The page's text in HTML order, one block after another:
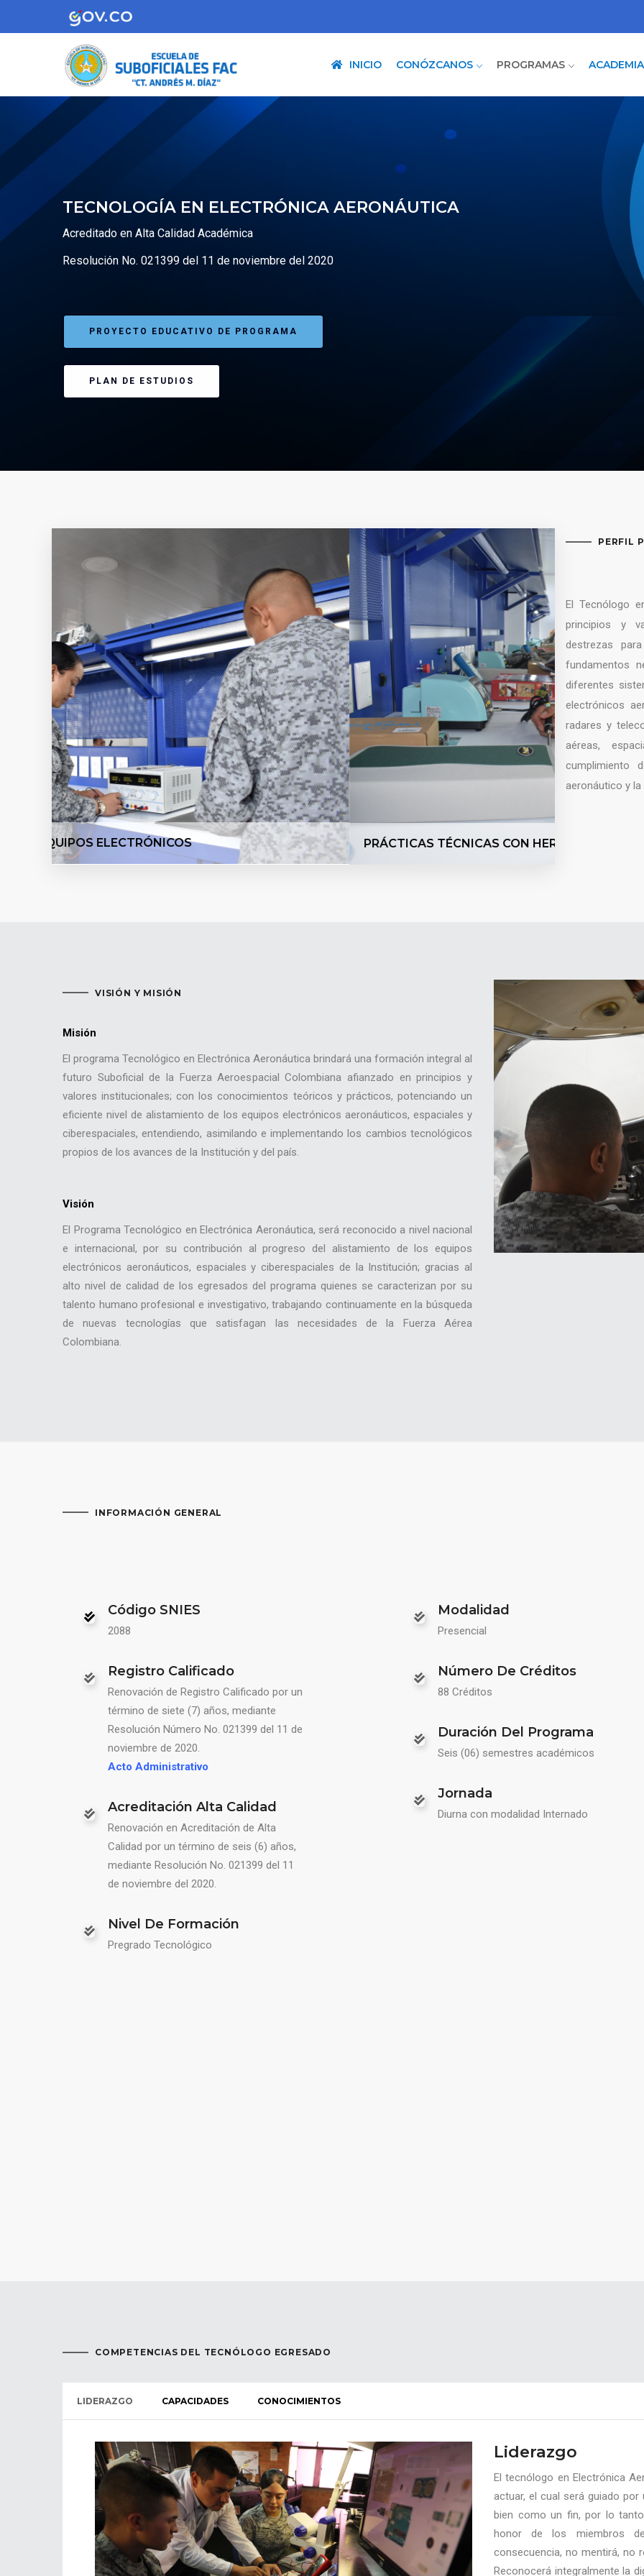
INICIO CONÓZCANOS PROGRAMAS ACADEMIA
TECNOLOGÍA EN ELECTRÓNICA AERONÁUTICA
Acreditado en Alta Calidad Académica
Resolución No. 021399 del 11 de noviembre del 2020
PROYECTO EDUCATIVO DE PROGRAMA
PLAN DE ESTUDIOS
PRÁCTICAS TÉCNICAS CON HERRAMIENTAS ELECTRÓNICAS
PERFIL
El Tecnólogo
principios y
destrezas
fundamentos
diferentes
electrónicos
radares y
aéreas,
cumplimiento
aeronáutico y la
VISIÓN Y MISIÓN
Misión
El programa Tecnológico en Electrónica Aeronáutica brindará una formación integral al
futuro Suboficial de la Fuerza Aeroespacial Colombiana afianzado en principios y
valores institucionales; con los conocimientos teóricos y prácticos, potenciando un
eficiente nivel de alistamiento de los equipos electrónicos aeronáuticos, espaciales y
ciberespaciales, entendiendo, asimilando e implementando los cambios tecnológicos
propios de los avances de la Institución y del país.
Visión
El Programa Tecnológico en Electrónica Aeronáutica, será reconocido a nivel nacional
e internacional, por su contribución al progreso del alistamiento de los equipos
electrónicos aeronáuticos, espaciales y ciberespaciales de la Institución; gracias al
alto nivel de calidad de los egresados del programa quienes se caracterizan por su
talento humano profesional e investigativo, trabajando continuamente en la búsqueda
de nuevas tecnologías que satisfagan las necesidades de la Fuerza Aérea
Colombiana.
INFORMACIÓN GENERAL
Código SNIES
2088
Registro Calificado
Renovación de Registro Calificado por un
término de siete (7) años, mediante
Resolución Número No. 021399 del 11 de
noviembre de 2020.
Acto Administrativo
Acreditación Alta Calidad
Renovación en Acreditación de Alta
Calidad por un término de seis (6) años,
mediante Resolución No. 021399 del 11
de noviembre del 2020.
Nivel De Formación
Pregrado Tecnológico
Modalidad
Presencial
Número De Créditos
88 Créditos
Duración Del Programa
Seis (06) semestres académicos
Jornada
Diurna con modalidad Internado
COMPETENCIAS DEL TECNÓLOGO EGRESADO
LIDERAZGO CAPACIDADES CONOCIMIENTOS
Liderazgo
El tecnólogo en Electrónica
actuar, el cual será guiado por
bien como un fin, por lo
honor de los miembros
consecuencia, no mentirá, no
Reconocerá integralmente la